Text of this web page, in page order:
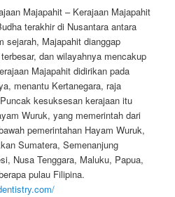
Majapahit – Kerajaan Majapahit
terakhir di Nusantara antara
sejarah, Majapahit dianggap
dan wilayahnya mencakup
Majapahit didirikan pada
menantu Kertanegara, raja
kesuksesan kerajaan itu
Wuruk, yang memerintah dari
pemerintahan Hayam Wuruk,
Sumatera, Semenanjung
Nusa Tenggara, Maluku, Papua,
pulau Filipina.